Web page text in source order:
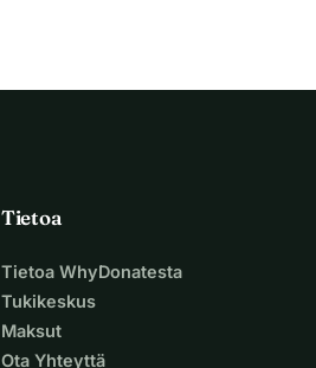
Tietoa
Tietoa WhyDonatesta
Tukikeskus
Maksut
Ota Yhteyttä